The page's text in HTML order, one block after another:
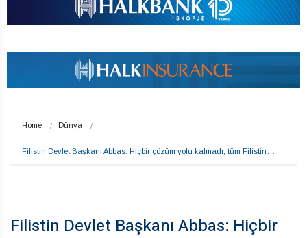
Home Dünya
Filistin Devlet Başkanı Abbas: Hiçbir çözüm yolu kalmadı, tüm Filistin…
Filistin Devlet Başkanı Abbas: Hiçbir